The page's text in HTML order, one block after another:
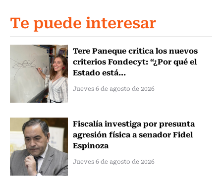
Te puede interesar
Tere Paneque critica los nuevos
criterios Fondecyt: “¿Por qué el
Estado está...
Jueves 6 de agosto de 2026
Fiscalía investiga por presunta
agresión física a senador Fidel
Espinoza
Jueves 6 de agosto de 2026